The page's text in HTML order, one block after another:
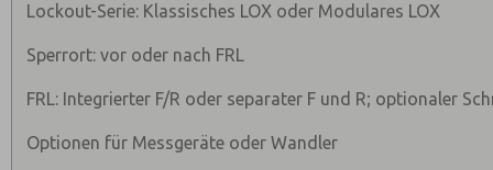
Lockout-Serie: Klassisches LOX oder Modulares LOX
Sperrort: vor oder nach FRL
FRL: Integrierter F/R oder separater F und R; optionaler
Optionen für Messgeräte oder Wandler